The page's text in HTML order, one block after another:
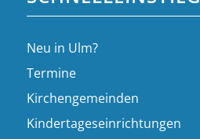
Neu in Ulm?
Termine
Kirchengemeinden
Kindertageseinrichtungen